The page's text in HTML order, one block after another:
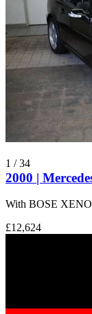
1 /34
2000 |
With BOSE
£12,624